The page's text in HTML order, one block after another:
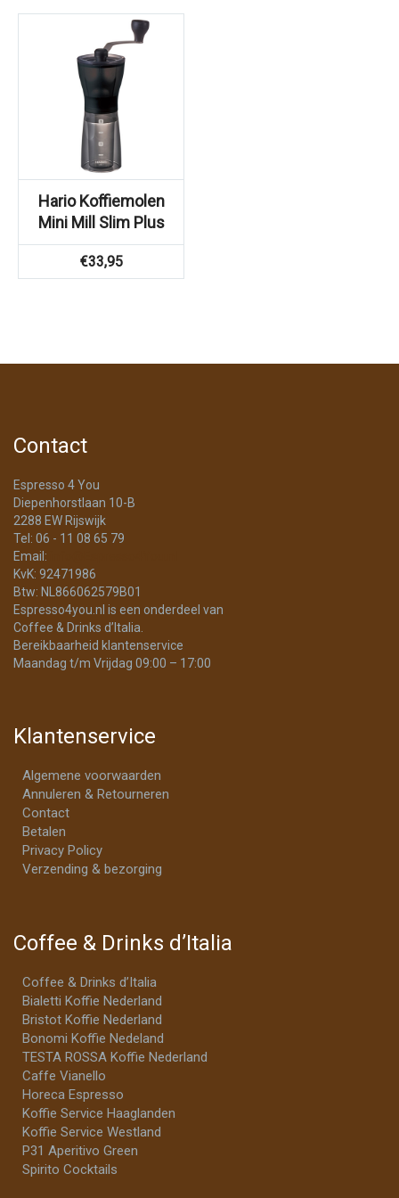
Hario Koffiemolen
Mini Mill Slim Plus
€33,95
Contact
Espresso 4 You
Diepenhorstlaan 10-B
2288 EW Rijswijk
Tel: 06 - 11 08 65 79
Email:
KvK: 92471986
Btw: NL866062579B01
Espresso4you.nl is een onderdeel van
Coffee & Drinks d’Italia.
Bereikbaarheid klantenservice
Maandag t/m Vrijdag 09:00 – 17:00
Klantenservice
Algemene voorwaarden
Annuleren & Retourneren
Contact
Betalen
Privacy Policy
Verzending & bezorging
Coffee & Drinks d’Italia
Coffee & Drinks d’Italia
Bialetti Koffie Nederland
Bristot Koffie Nederland
Bonomi Koffie Nedeland
TESTA ROSSA Koffie Nederland
Caffe Vianello
Horeca Espresso
Koffie Service Haaglanden
Koffie Service Westland
P31 Aperitivo Green
Spirito Cocktails